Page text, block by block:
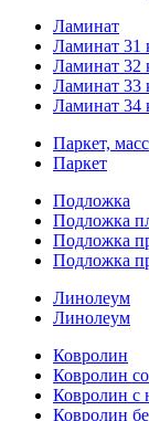
Ламинат
Ламинат 31
Ламинат 32
Ламинат 33
Ламинат 34
Паркет,
Паркет
Подложка
Подложка
Подложка
Подложка
Линолеум
Линолеум
Ковролин
Ковролин
Ковролин с
Ковролин